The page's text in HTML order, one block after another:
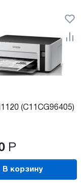
(C11CG96405)
Р
В корзину